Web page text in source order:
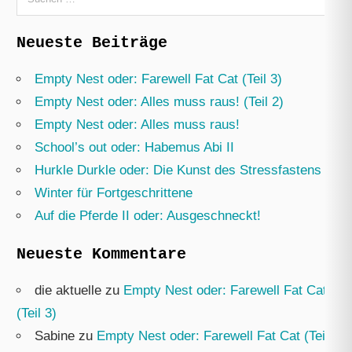
nach:
Neueste Beiträge
Empty Nest oder: Farewell Fat Cat (Teil 3)
Empty Nest oder: Alles muss raus! (Teil 2)
Empty Nest oder: Alles muss raus!
School’s out oder: Habemus Abi II
Hurkle Durkle oder: Die Kunst des Stressfastens
Winter für Fortgeschrittene
Auf die Pferde II oder: Ausgeschneckt!
Neueste Kommentare
die aktuelle zu Empty Nest oder: Farewell Fat Cat
(Teil 3)
Sabine zu Empty Nest oder: Farewell Fat Cat (Teil